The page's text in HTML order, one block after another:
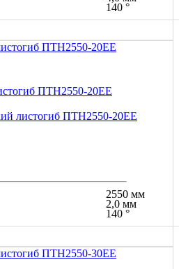
140 °
ПТН2550-20ЕЕ
2550 мм
2,0 мм
140 °